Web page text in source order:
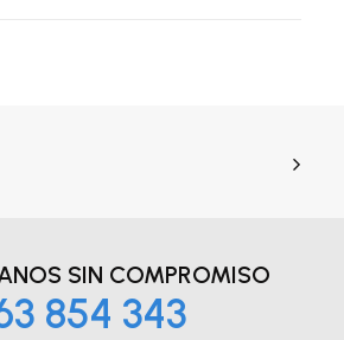
SIN COMPROMISO
854 343